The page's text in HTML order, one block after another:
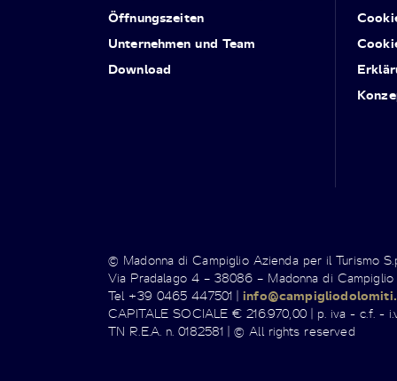
Öffnungszeiten
Unternehmen und Team
Download
© Madonna di Campiglio Azienda per il Turismo
Via Pradalago 4 – 38086 – Madonna di Campiglio
Tel +39 0465 447501 |
CAPITALE SOCIALE € 216.970,00 | p. iva - c.f. -
TN R.E.A. n. 0182581 | © All rights reserved